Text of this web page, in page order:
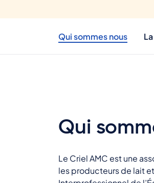
Qui sommes nous
Qui
Le Criel AMC est une
les producteurs de lait